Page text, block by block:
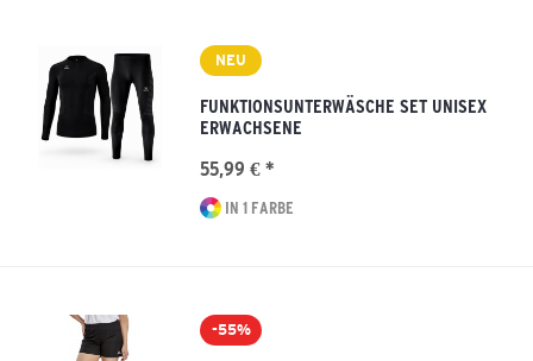
NEU
FUNKTIONSUNTERWÄSCHE SET UNISEX
ERWACHSENE
55,99 € *
IN 1 FARBE
-55%